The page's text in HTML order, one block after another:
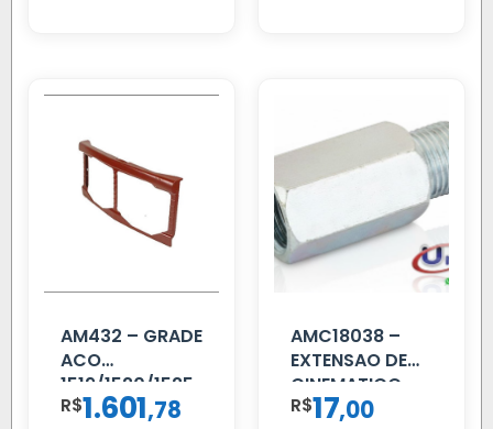
AM432 – GRADE
ACO
1519/1520/1525
R$1.601,78
AMC18038 –
EXTENSAO DE
CINEMATICO
40MM
R$17,00